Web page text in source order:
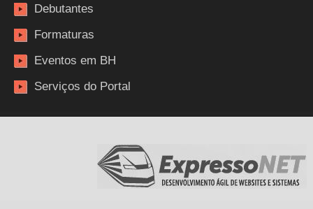
Debutantes
Formaturas
Eventos em BH
Serviços do Portal